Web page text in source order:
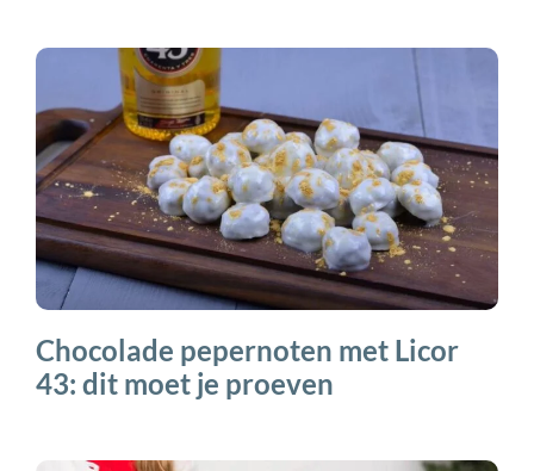
Chocolade pepernoten met Licor
43: dit moet je proeven